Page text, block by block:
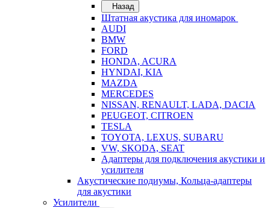
Назад
Штатная акустика для иномарок
AUDI
BMW
FORD
HONDA, ACURA
HYNDAI, KIA
MAZDA
MERCEDES
NISSAN, RENAULT, LADA, DACIA
PEUGEOT, CITROEN
TESLA
TOYOTA, LEXUS, SUBARU
VW, SKODA, SEAT
Адаптеры для подключения акустики и
усилителя
Акустические подиумы, Кольца-адаптеры
для акустики
Усилители